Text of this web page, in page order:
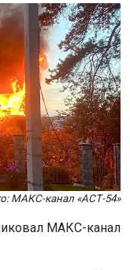
МАКС-канал «АСТ-54»
МАКС-канал